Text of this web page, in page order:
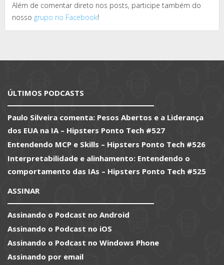
Além de comentar direto nos posts, participe também do
nosso grupo no Facebook!
ÚLTIMOS PODCASTS
Paulo Silveira comenta: Pesos Abertos e a Liderança
dos EUA na IA – Hipsters Ponto Tech #527
Entendendo MCP e Skills – Hipsters Ponto Tech #526
Interpretabilidade e alinhamento: Entendendo o
comportamento das IAs – Hipsters Ponto Tech #525
ASSINAR
Assinando o Podcast no Android
Assinando o Podcast no iOS
Assinando o Podcast no Windows Phone
Assinando por email